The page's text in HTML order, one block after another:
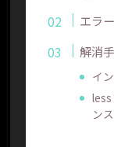
エラー
解消
イ
ン